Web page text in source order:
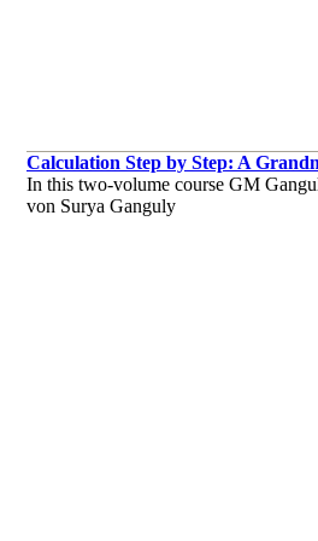
Calculation Step by Step: A
In this two-volume course GM
von Surya Ganguly